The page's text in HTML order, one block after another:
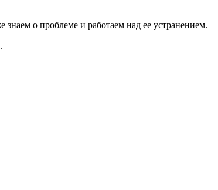
о проблеме и работаем над ее устранением.